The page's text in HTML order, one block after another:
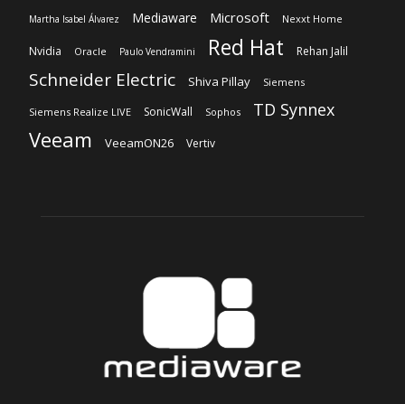
Martha Isabel Álvarez Mediaware Microsoft Nexxt Home
Nvidia Oracle Paulo Vendramini Red Hat Rehan Jalil
Schneider Electric Shiva Pillay Siemens
Siemens Realize LIVE SonicWall Sophos TD Synnex
Veeam VeeamON26 Vertiv